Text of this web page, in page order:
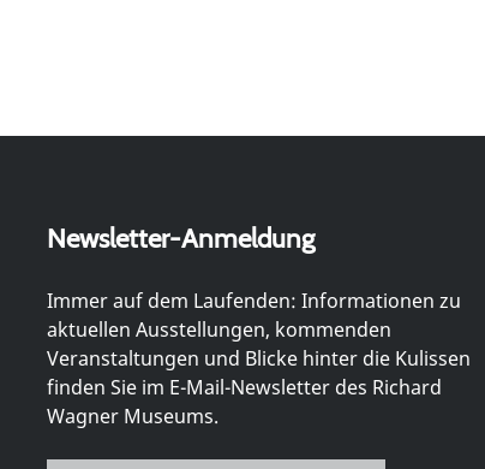
Newsletter-Anmeldung
Immer auf dem Laufenden: Informationen zu
aktuellen Ausstellungen, kommenden
Veranstaltungen und Blicke hinter die Kulissen
finden Sie im E-Mail-Newsletter des Richard
Wagner Museums.